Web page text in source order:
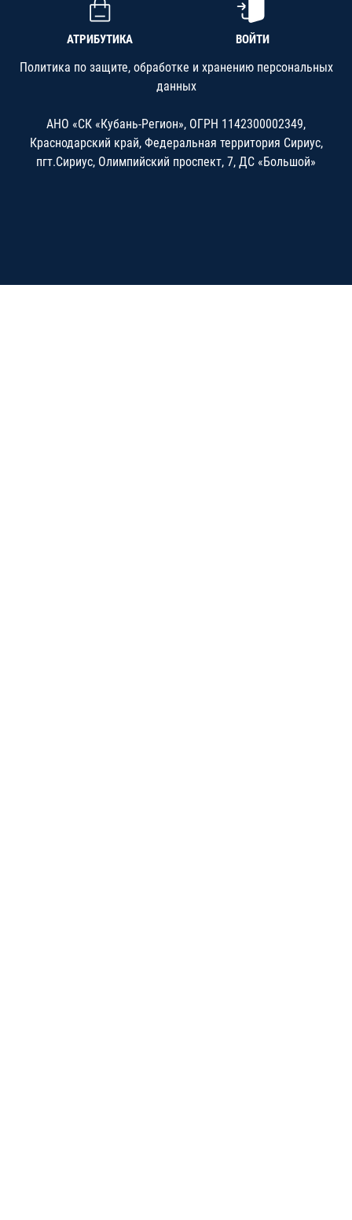
АТРИБУТИКА ВОЙТИ
Политика по защите, обработке и хранению персональных
данных
АНО «СК «Кубань-Регион», ОГРН 1142300002349,
Краснодарский край, Федеральная территория Сириус,
пгт.Сириус, Олимпийский проспект, 7, ДС «Большой»